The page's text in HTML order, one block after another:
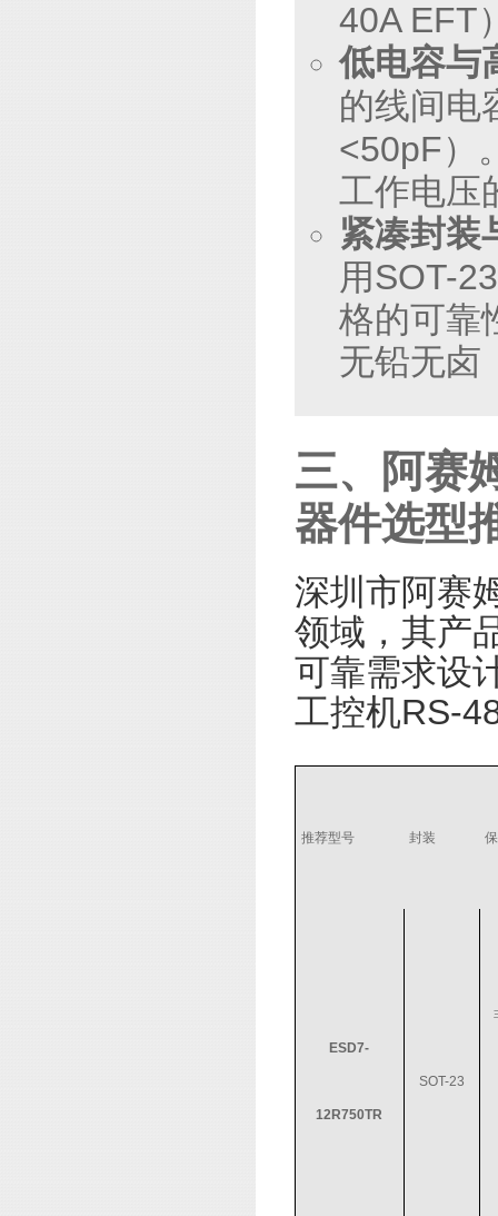
40A EFT
低电容与
的线间电
<50pF）
工作电压
紧凑封装
用SOT-
格的可靠
无铅无卤
三、阿赛
器件选型
深圳市阿赛
领域，其产
可靠需求设
工控机RS-
推荐型号 封装
ESD7-
12R750TR
SOT-23